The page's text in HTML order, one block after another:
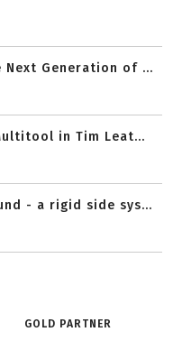
Next Generation of ...
in Tim Leat...
- a rigid side sys...
GOLD PARTNER